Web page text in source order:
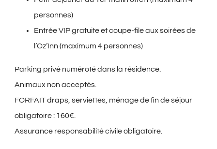
personnes)
Entrée VIP gratuite et coupe-file aux soirées de
l’Oz’Inn (maximum 4 personnes)
Parking privé numéroté dans la résidence.
Animaux non acceptés.
FORFAIT draps, serviettes, ménage de fin de séjour
obligatoire : 160€.
Assurance responsabilité civile obligatoire.